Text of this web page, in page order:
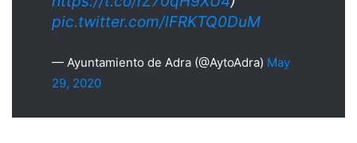
pic.twitter.com/lFRKTQ0DuM
— Ayuntamiento de Adra (@AytoAdra) May
29, 2020